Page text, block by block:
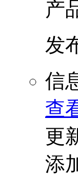
产
发
信
查
更
添